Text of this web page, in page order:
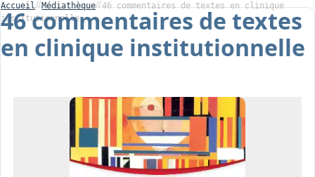
Association
Interprétariat
Ressources
Accueil Médiathèque
46 commentaires de textes en clinique
institutionnelle
46 commentaires de textes
en clinique institutionnelle